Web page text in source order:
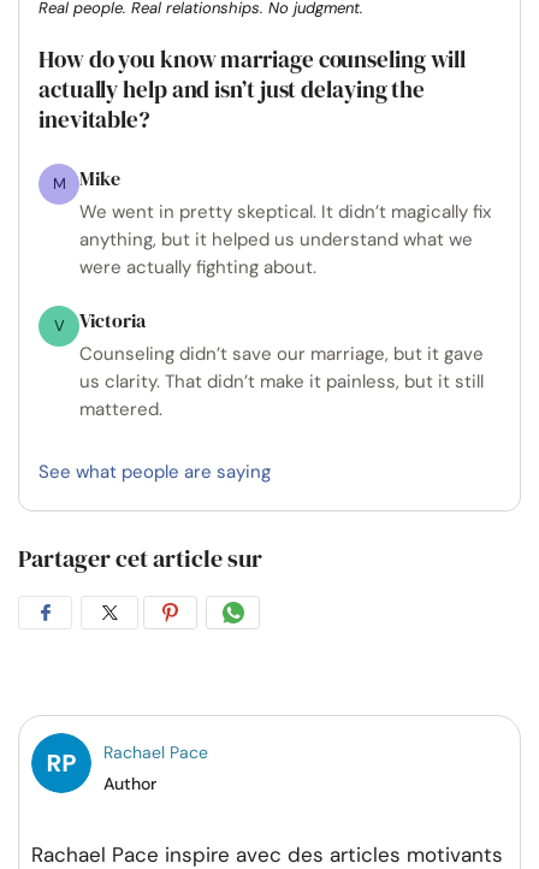
Real people. Real relationships. No judgment.
How do you know marriage counseling will
actually help and isn’t just delaying the
inevitable?
M Mike
We went in pretty skeptical. It didn’t magically fix
anything, but it helped us understand what we
were actually fighting about.
V Victoria
Counseling didn’t save our marriage, but it gave
us clarity. That didn’t make it painless, but it still
mattered.
See what people are saying
Partager cet article sur
PartagerPartagerPartagerPartager
Rachael Pace
Author
Rachael Pace inspire avec des articles motivants